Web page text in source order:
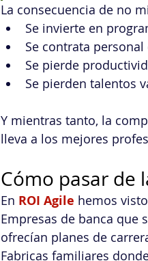
La consecuencia de no
Se invierte en
Se contrata
Se pierde
Se pierden talentos
Y mientras tanto, la
lleva a los mejores
Cómo pasar de
En ROI Agile hemos
Empresas de banca que
ofrecían planes de
Fabricas familiares